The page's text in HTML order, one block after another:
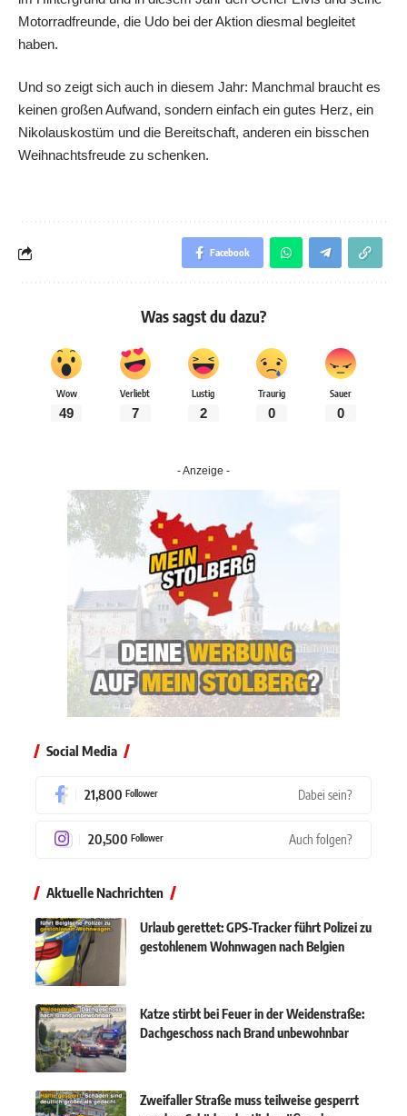
Motorradfreunde, die Udo bei der Aktion diesmal begleitet
haben.
Und so zeigt sich auch in diesem Jahr: Manchmal braucht es
keinen großen Aufwand, sondern einfach ein gutes Herz, ein
Nikolauskostüm und die Bereitschaft, anderen ein bisschen
Weihnachtsfreude zu schenken.
Facebook
Was sagst du dazu?
Wow
49
Verliebt
7
Lustig
2
Traurig
0
Sauer
0
- Anzeige -
Social Media
21,800 Follower Dabei sein?
20,500 Follower Auch folgen?
Aktuelle Nachrichten
Urlaub gerettet: GPS-Tracker führt Polizei zu
gestohlenem Wohnwagen nach Belgien
Katze stirbt bei Feuer in der Weidenstraße:
Dachgeschoss nach Brand unbewohnbar
Zweifaller Straße muss teilweise gesperrt